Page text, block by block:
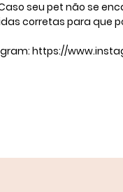
Caso seu pet não se
corretas para que
https://